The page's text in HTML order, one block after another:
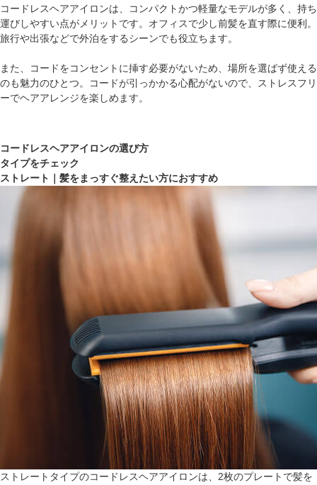
コードレスヘアアイロンは、コンパクトかつ軽量なモデルが多く、持ち
運びしやすい点がメリットです。オフィスで少し前髪を直す際に便利。
旅行や出張などで外泊をするシーンでも役立ちます。
また、コードをコンセントに挿す必要がないため、場所を選ばず使える
のも魅力のひとつ。コードが引っかかる心配がないので、ストレスフリ
ーでヘアアレンジを楽しめます。
コードレスヘアアイロンの選び方
タイプをチェック
ストレート｜髪をまっすぐ整えたい方におすすめ
ストレートタイプのコードレスヘアアイロンは、2枚のプレートで髪を